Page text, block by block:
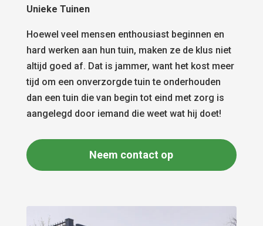
Unieke Tuinen
Hoewel veel mensen enthousiast beginnen en
hard werken aan hun tuin, maken ze de klus niet
altijd goed af. Dat is jammer, want het kost meer
tijd om een onverzorgde tuin te onderhouden
dan een tuin die van begin tot eind met zorg is
aangelegd door iemand die weet wat hij doet!
Neem contact op